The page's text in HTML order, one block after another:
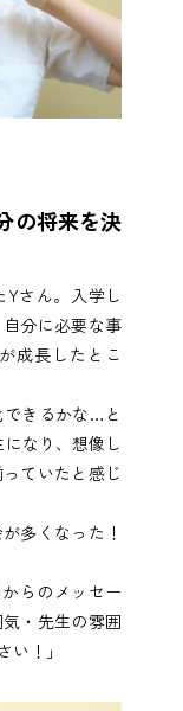
の将来を決
さん。入学し
分に必要な事
成長したとこ
できるかな…と
なり、想像し
ていたと感じ
多くなった！
らのメッセー
・先生の雰囲
！」